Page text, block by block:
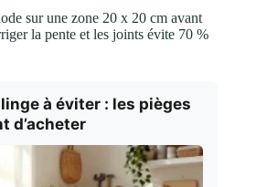
sur une zone 20 x 20 cm avant
la pente et les joints évite 70 %
à éviter : les pièges
d’acheter